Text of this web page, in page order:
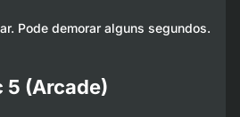
Pode demorar alguns segundos.
5 (Arcade)